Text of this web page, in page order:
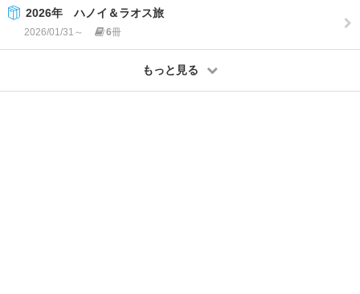
2026年 ハノイ＆ラオス旅
2026/01/31～ 6冊
もっと見る